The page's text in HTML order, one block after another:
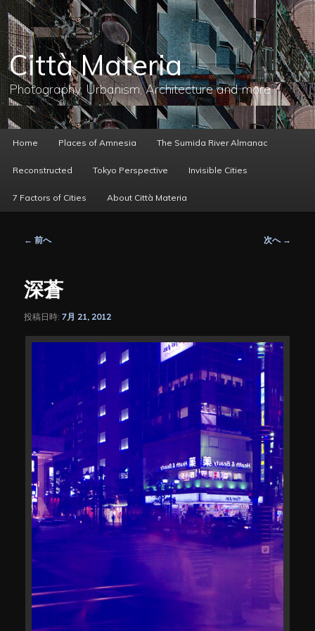
メ
イ
ン
コ
ン
テ
ン
へ
移
動
Città Materia
Photography, Urbanism, Architecture and more
ー
Home Places of Amnesia The Sumida River Almanac
Reconstructed Tokyo Perspective Invisible Cities
7 Factors of Cities About Città Materia
ビ
ゲ
シ
ン
← 前へ 次へ →
深蒼
投稿日時:7月 21, 2012